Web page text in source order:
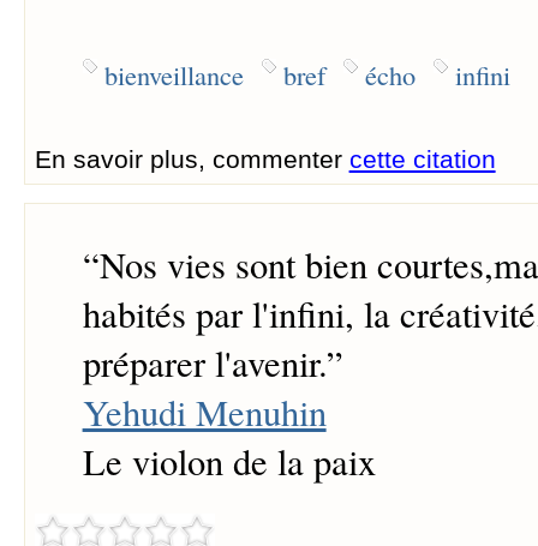
bienveillance bref écho infini
En savoir plus, commenter cette citation
“Nos vies sont bien
habités par l'infini, la
préparer l'avenir.”
Yehudi Menuhin
Le violon de la paix